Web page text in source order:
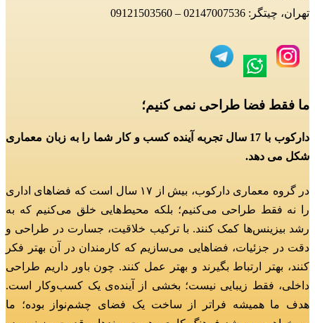
تهران، چیتگر: 02147007536 – 09121503560
ما فقط فضا طراحی نمی کنیم؛
دارکوب با 17 سال تجربه آینده کسب و کار شما را به زبان معماری
شکل می دهد.
در گروه معماری دارکوب، بیش از ۱۷ سال است که فضاهای اداری
را نه فقط طراحی می‌کنیم؛ بلکه محیط‌هایی خلق می‌کنیم که به
رشد بیزینس‌ها کمک کنند. با ترکیب خلاقیت، جسارت در طراحی و
دقت در جزئیات، فضاهایی می‌سازیم که کارمندان در آن بهتر فکر
کنند، بهتر ارتباط بگیرند و بهتر عمل کنند. چون باور داریم طراحی
داخلی، فقط زیبایی نیست؛ بخشی از آینده‌ی یک کسب‌وکار است.
هدف ما همیشه فراتر از ساخت یک فضای چشم‌نواز بوده؛ ما